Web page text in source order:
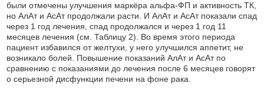
были отмечены улучшения маркёра альфа-ФП и активность ТК,
но АлАт и АсАт продолжали расти. И АлАт и АсАт показали спад
через 1 год лечения, спад продолжался и через 1 год 11
месяцев лечения (см. Таблицу 2). Во время этого периода
пациент избавился от желтухи, у него улучшился аппетит, не
возникало болей. Повышение показаний АлАт и АсАт по
сравнению с показаниями до лечения после 6 месяцев говорят
о серьезной дисфункции печени на фоне рака.